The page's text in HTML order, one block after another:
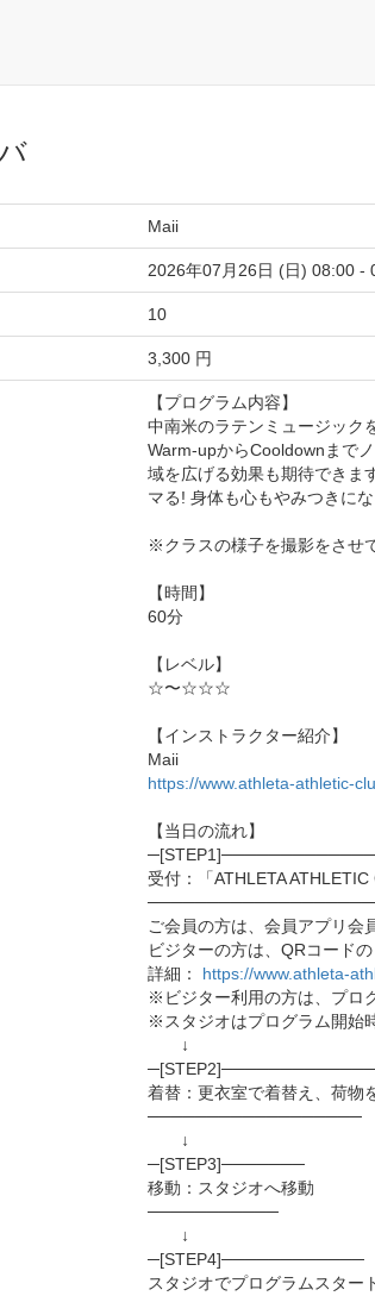
Maii
2026年07月26日 (日) 08:00 -
10
3,300 円
【プログラム内容】
中南米のラテンミュージック
Warm-upからCooldownまで
域を広げる効果も期待できま
マる! 身体も心もやみつきにな
※クラスの様子を撮影をさせ
【時間】
60分
【レベル】
☆〜☆☆☆
【インストラクター紹介】
Maii
https://www.athleta-athletic-
【当日の流れ】
受付：「ATHLETA
ご会員の方は、会員アプリ会
ビジターの方は、QRコード
詳細： https://www.athleta-
※ビジター利用の方は、プロ
※スタジオはプログラム開始
↓
着替：更衣室で着替え、荷物
──────────────────
↓
─[STEP3]───────
移動：スタジオへ移動
───────────
↓
─[STEP4]────────────
スタジオでプログラムスター